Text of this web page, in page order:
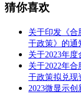
猜你喜欢
关于印发《合
干政策》的通
关于2023年
关于2022年
干政策拟兑现
2023微显示